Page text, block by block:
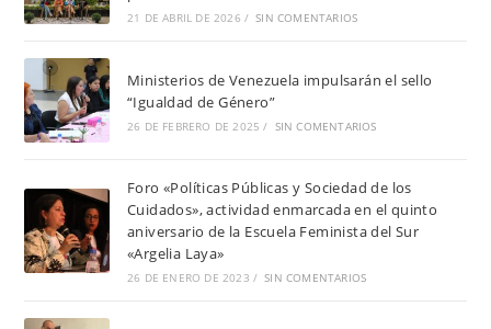
21 DE ABRIL DE 2026 / SIN COMENTARIOS
Ministerios de Venezuela impulsarán el sello
“Igualdad de Género”
26 DE FEBRERO DE 2025 / SIN COMENTARIOS
Foro «Políticas Públicas y Sociedad de los
Cuidados», actividad enmarcada en el quinto
aniversario de la Escuela Feminista del Sur
«Argelia Laya»
26 DE ENERO DE 2023 / SIN COMENTARIOS